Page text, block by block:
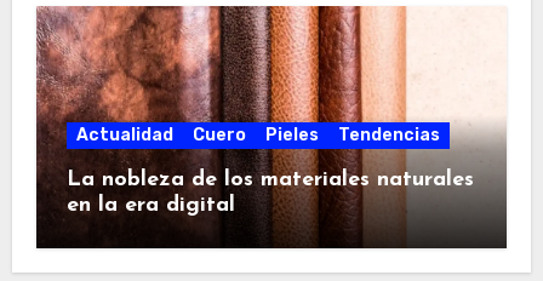
Actualidad Cuero Pieles Tendencias
La nobleza de los materiales naturales
en la era digital